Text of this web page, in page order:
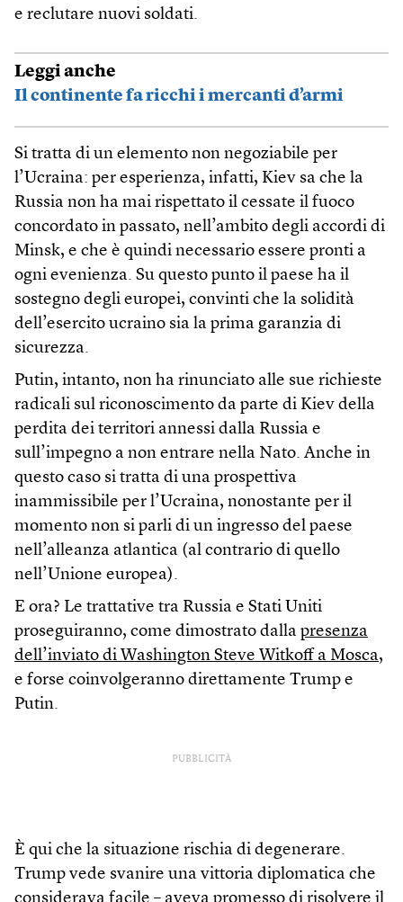
e reclutare nuovi soldati.
Leggi anche
Il continente fa ricchi i mercanti d’armi
Si tratta di un elemento non negoziabile per
l’Ucraina: per esperienza, infatti, Kiev sa che la
Russia non ha mai rispettato il cessate il fuoco
concordato in passato, nell’ambito degli accordi di
Minsk, e che è quindi necessario essere pronti a
ogni evenienza. Su questo punto il paese ha il
sostegno degli europei, convinti che la solidità
dell’esercito ucraino sia la prima garanzia di
sicurezza.
Putin, intanto, non ha rinunciato alle sue richieste
radicali sul riconoscimento da parte di Kiev della
perdita dei territori annessi dalla Russia e
sull’impegno a non entrare nella Nato. Anche in
questo caso si tratta di una prospettiva
inammissibile per l’Ucraina, nonostante per il
momento non si parli di un ingresso del paese
nell’alleanza atlantica (al contrario di quello
nell’Unione europea).
E ora? Le trattative tra Russia e Stati Uniti
proseguiranno, come dimostrato dalla presenza
dell’inviato di Washington Steve Witkoff a Mosca,
e forse coinvolgeranno direttamente Trump e
Putin.
PUBBLICITÀ
È qui che la situazione rischia di degenerare.
Trump vede svanire una vittoria diplomatica che